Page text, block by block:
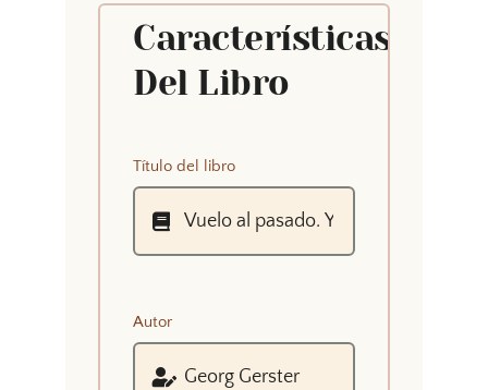
Características
Del Libro
Título del libro
Autor